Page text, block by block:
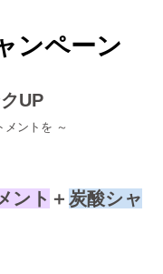
ンペーン
UP
メントを ～
ント ＋ 炭酸シャ